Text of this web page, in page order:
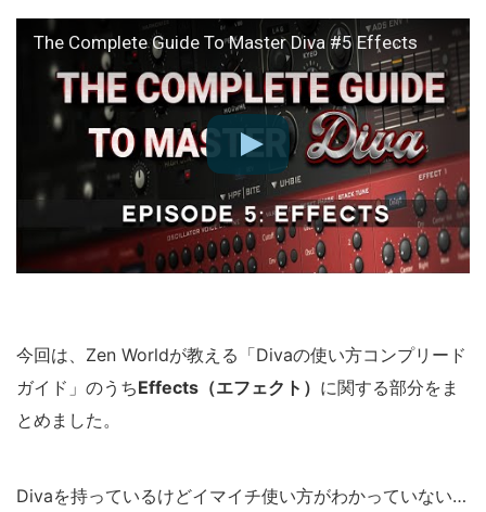
The Complete Guide To Master Diva #5 Effects
今回は、Zen Worldが教える「Divaの使い方コンプリード
ガイド」のうちEffects（エフェクト） に関する部分をま
とめました。
Divaを持っているけどイマイチ使い方がわかっていない…